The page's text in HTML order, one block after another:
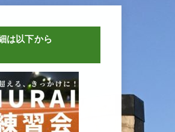
は以下から